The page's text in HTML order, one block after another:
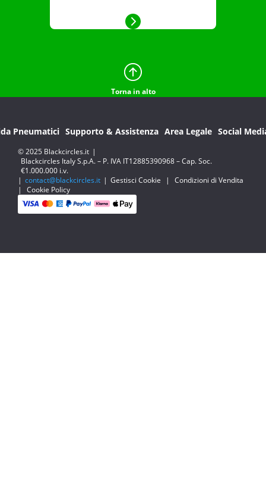
Torna in alto
Pneumatici Supporto & Assistenza Area Legale Social
© 2025 Blackcircles.it |
Blackcircles Italy S.p.A. – P. IVA IT12885390968 – Cap. Soc.
€1.000.000 i.v.
| contact@blackcircles.it | Gestisci Cookie |
Condizioni di Vendita
|
Cookie Policy